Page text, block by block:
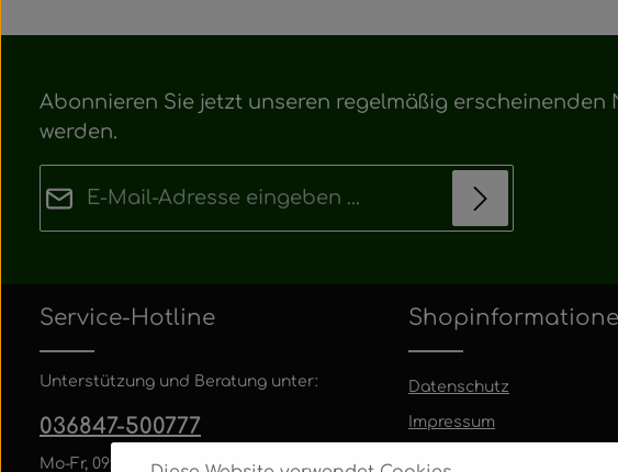
Abonnieren Sie jetzt unseren regelmäßig
werden.
Kenntnis genommen und die
gelesen und
bin mit ihnen einverstanden.
Pflichtfelder.
Service-Hotline
Unterstützung und Beratung unter:
036847-500777
Mo-Fr, 09:00 - 17:00 Uhr
Datenschutz
Impressum